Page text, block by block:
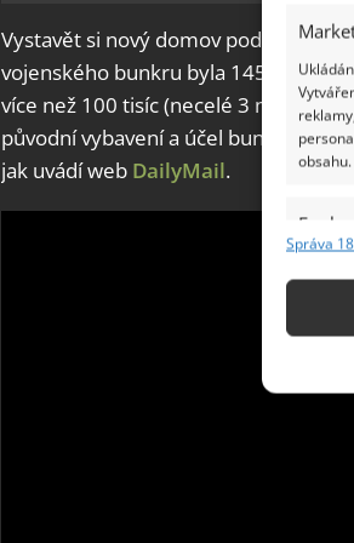
obsahu.
Funkce
Správa
Vystavět si nový domov podle svých
vojenského bunkru byla 145 tisíc
více než 100 tisíc (necelé 3 miliony
původní vybavení a účel bunkru,
jak uvádí web DailyMail.